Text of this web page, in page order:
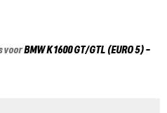
voorBMWK 1600 GT/GTL (EURO 5) -